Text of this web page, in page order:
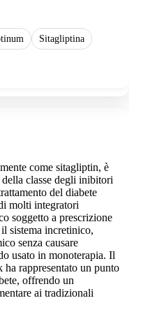
Sitagliptina
come sitagliptin, è
classe degli inibitori
del diabete
molti integratori
soggetto a prescrizione
sistema incretinico,
senza causare
usato in monoterapia. Il
rappresentato un punto
offrendo un
ai tradizionali